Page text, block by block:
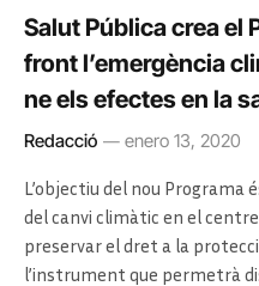
Salut Pública crea el
front l’emergència
ne els efectes en la
Redacció enero 13, 2020
L’objectiu del nou Programa
del canvi climàtic en el
preservar el dret a la
l’instrument que permetrà